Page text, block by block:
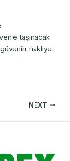
taşınacak
nakliye
NEXT